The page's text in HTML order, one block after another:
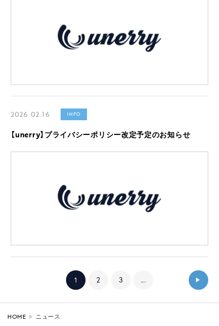
2026.02.16 INFO
【unerry】プライバシーポリシー改定予定のお知らせ
1 2 3 ... ▶
HOME ニュース